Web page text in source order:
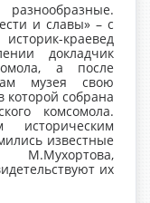
и славы» – с
краевед
докладчик
а после
музея свою
которой собрана
комсомола.
известные
их